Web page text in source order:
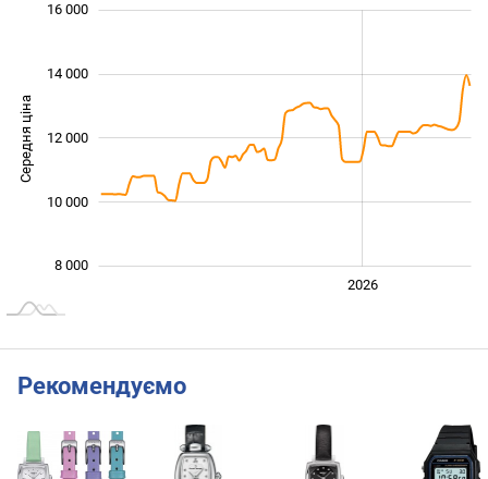
Середня ціна 10 000
8 000
10 000
12 000
14 000
16 000
2026
Рекомендуємо